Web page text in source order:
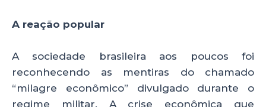
A reação popular
A sociedade brasileira aos poucos foi
reconhecendo as mentiras do chamado
“milagre econômico” divulgado durante o
regime militar. A crise econômica que